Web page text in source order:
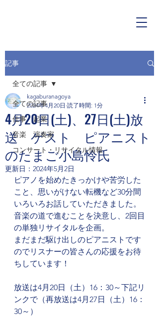
記事
全ての記事
仕事 起業
音楽 演奏家
コンサート・リサイタル情報
全ての記事
4月20日(土)、27日(土)放
送 ゲスト ピアニスト
のたまご小島怜氏
kagaburanagoya
2024年4月20日 読了時間: 1分
更新日： 2024年5月2日
ピアノを始めたきっかけや苦労した
こと、思いがけない転機など30分間
いろいろお話していただきました。
音楽の道で進むことを決意し、2回目
の単独リサイタルを企画。
まだまだ駆け出しのピアニストです
のでリスナーの皆さんの応援をお待
ちしています！
放送は4月20日（土）16：30～下記リ
ンクで（再放送は4月27日（土）16：
30～）